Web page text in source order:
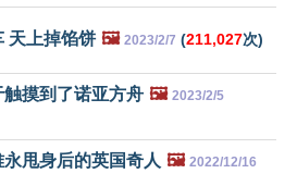
天上掉馅饼 🖼️ 2023/2/7 (211,027次)
摸到了诺亚方舟 🖼️ 2023/2/5
甩身后的英国奇人 🖼️ 2022/12/16